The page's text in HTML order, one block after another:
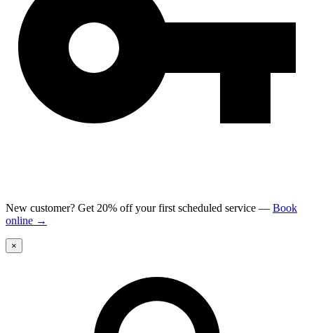
New customer? Get 20% off your first scheduled service — Book
online →
×